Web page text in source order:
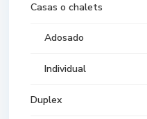
Casas o chalets
Adosado
Individual
Duplex